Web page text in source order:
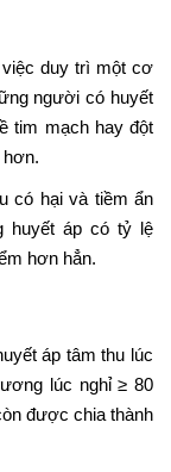
việc duy trì một cơ
người có huyết
tim mạch hay đột
có hại và tiềm ẩn
huyết áp có tỷ lệ
hơn hẳn.
áp tâm thu lúc
lúc nghỉ ≥ 80
được chia thành